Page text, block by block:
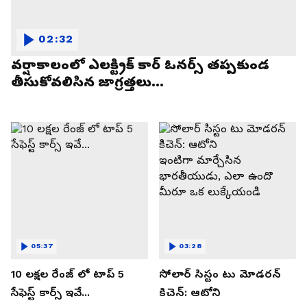
వర్షాకాలంలో ఎలక్ట్రిక్ కార్ ఓనర్స్ తప్పకుండ
తీసుకోవలిసిన జాగ్రత్తలు...
02:32
10 లక్షల రేంజ్ లో టాప్ 5
సేఫెస్ట్ కార్స్ ఇవే...
05:37
సోలార్ సిస్టం టు మోడరన్
కిచెన్: ఆటోని
03:28